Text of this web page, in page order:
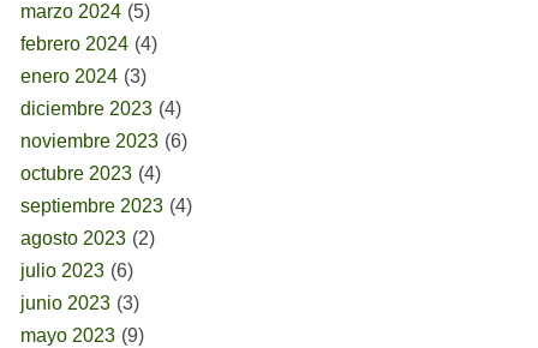
marzo 2024 (5)
febrero 2024 (4)
enero 2024 (3)
diciembre 2023 (4)
noviembre 2023 (6)
octubre 2023 (4)
septiembre 2023 (4)
agosto 2023 (2)
julio 2023 (6)
junio 2023 (3)
mayo 2023 (9)